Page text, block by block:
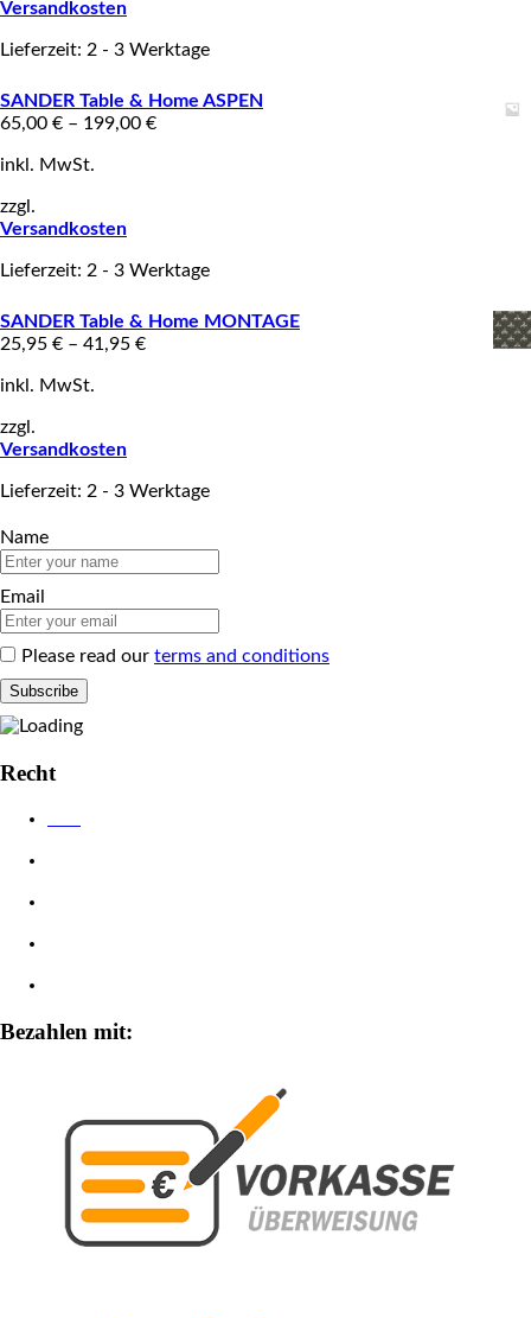
Versandkosten
Lieferzeit: 2 - 3 Werktage
SANDER Table & Home ASPEN
65,00 € – 199,00 €
inkl. MwSt.
zzgl.
Versandkosten
Lieferzeit: 2 - 3 Werktage
SANDER Table & Home MONTAGE
25,95 € – 41,95 €
inkl. MwSt.
zzgl.
Versandkosten
Lieferzeit: 2 - 3 Werktage
Name
Email
Please read our terms and conditions
Recht
Bezahlen mit: